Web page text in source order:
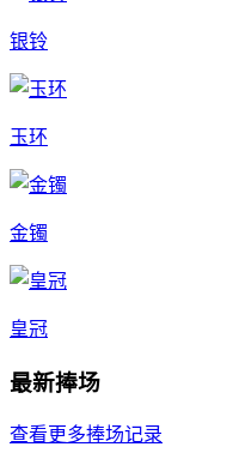
银铃
玉环
金镯
皇冠
最新捧场
查看更多捧场记录